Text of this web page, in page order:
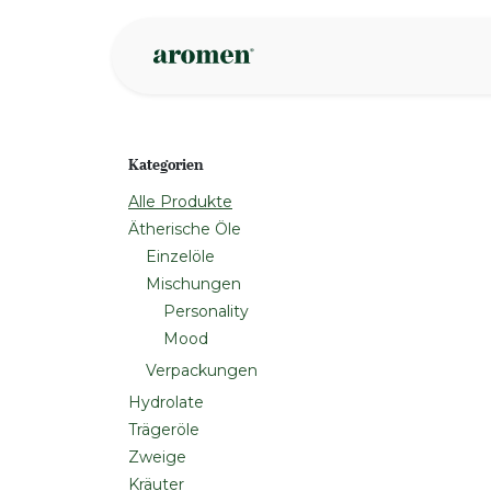
Kategorien
Alle Produkte
Ätherische Öle
Einzelöle
Mischungen
Personality
Mood
Verpackungen
Hydrolate
Trägeröle
Zweige
Kräuter